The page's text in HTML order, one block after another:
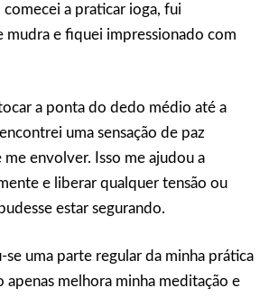
a praticar ioga, fui
mudra e fiquei impressionado com
a ponta do dedo médio até a
uma sensação de paz
envolver. Isso me ajudou a
e liberar qualquer tensão ou
estar segurando.
se uma parte regular da minha prática
apenas melhora minha meditação e